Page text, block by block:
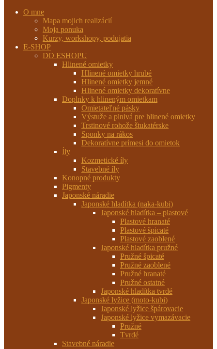
O mne
Mapa mojich realizácií
Moja ponuka
Kurzy, workshopy, podujatia
E-SHOP
DO ESHOPU
Hlinené omietky
Hlinené omietky hrubé
Hlinené omietky jemné
Hlinené omietky dekoratívne
Doplnky k hlineným omietkam
Omietateľné pásky
Výstuže a plnivá pre hlinené omietky
Trstinové rohože štukatérske
Sponky na rákos
Dekoratívne prímesi do omietok
Íly
Kozmetické íly
Stavebné íly
Konopné produkty
Pigmenty
Japonské náradie
Japonské hladítka (naka-kubi)
Japonské hladítka – plastové
Plastové hranaté
Plastové špicaté
Plastové zaoblené
Japonské hladítka pružné
Pružné špicaté
Pružné zaoblené
Pružné hranaté
Pružné ostatné
Japonské hladítka tvrdé
Japonské lyžice (moto-kubi)
Japonské lyžice špárovacie
Japonské lyžice vymazávacie
Pružné
Tvrdé
Stavebné náradie